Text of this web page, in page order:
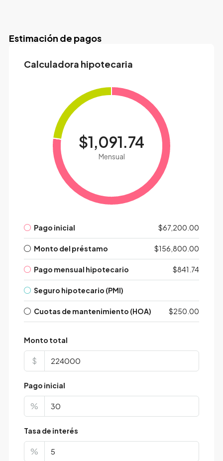
Estimación de pagos
Calculadora hipotecaria
$1,091.74
Mensual
Pago inicial $67,200.00
Monto del préstamo $156,800.00
Pago mensual hipotecario $841.74
Seguro hipotecario (PMI)
Cuotas de mantenimiento (HOA) $250.00
Monto total
$
Pago inicial
%
Tasa de interés
%